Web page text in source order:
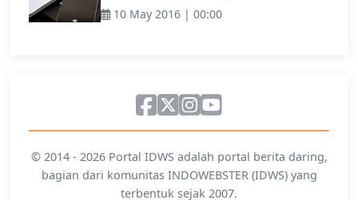
10 May 2016 | 00:00
© 2014 - 2026 Portal IDWS adalah portal berita daring,
bagian dari komunitas INDOWEBSTER (IDWS) yang
terbentuk sejak 2007.